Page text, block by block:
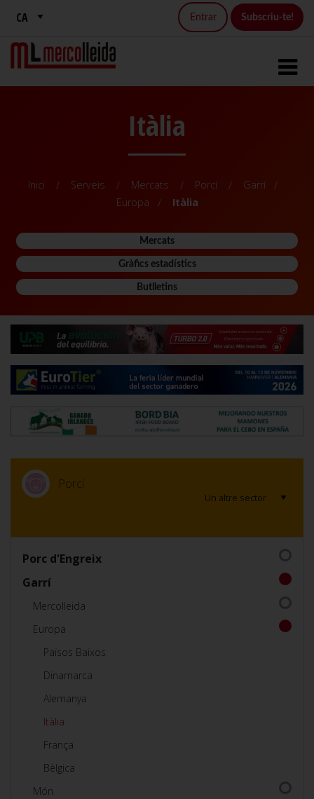
Entrar Subscriu-te!
Itàlia
Inici Serveis Mercats Porcí
Garrí
Europa
Itàlia
Mercats
Gràfics estadístics
Butlletins
Porcí
Porc d'Engreix
Garrí
Mercolleida
Europa
Països Baixos
Dinamarca
Alemanya
Itàlia
França
Bèlgica
Món